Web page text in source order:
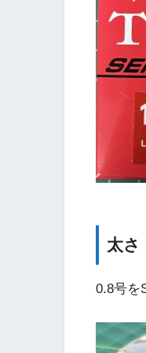
太さ
0.8号を